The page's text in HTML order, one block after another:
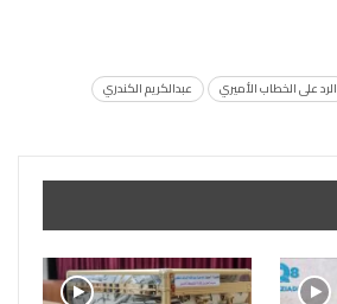
الرد على الخطاب الأميري
عبدالكريم الكندري